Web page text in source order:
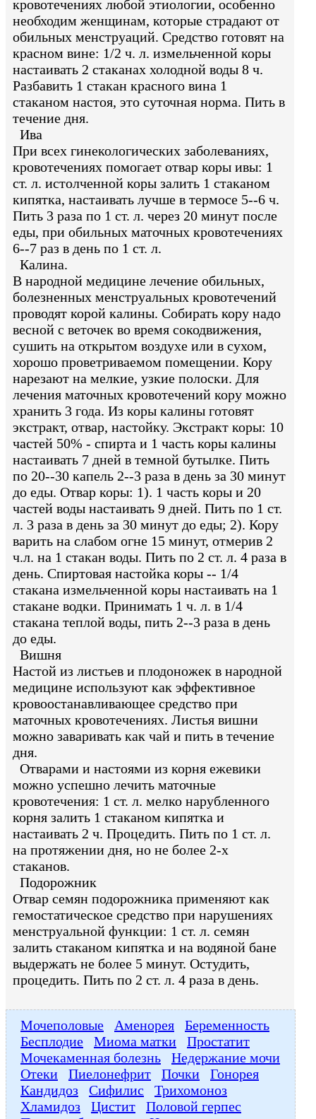
кровотечениях любой этиологии, особенно
необходим женщинам, которые страдают от
обильных менструаций. Средство готовят на
красном вине: 1/2 ч. л. измельченной коры
настаивать 2 стаканах холодной воды 8 ч.
Разбавить 1 стакан красного вина 1
стаканом настоя, это суточная норма. Пить в
течение дня.
Ива
При всех гинекологических заболеваниях,
кровотечениях помогает отвар коры ивы: 1
ст. л. истолченной коры залить 1 стаканом
кипятка, настаивать лучше в термосе 5--6 ч.
Пить 3 раза по 1 ст. л. через 20 минут после
еды, при обильных маточных кровотечениях
6--7 раз в день по 1 ст. л.
Калина.
В народной медицине лечение обильных,
болезненных менструальных кровотечений
проводят корой калины. Собирать кору надо
весной с веточек во время сокодвижения,
сушить на открытом воздухе или в сухом,
хорошо проветриваемом помещении. Кору
нарезают на мелкие, узкие полоски. Для
лечения маточных кровотечений кору можно
хранить 3 года. Из коры калины готовят
экстракт, отвар, настойку. Экстракт коры: 10
частей 50% - спирта и 1 часть коры калины
настаивать 7 дней в темной бутылке. Пить
по 20--30 капель 2--3 раза в день за 30 минут
до еды. Отвар коры: 1). 1 часть коры и 20
частей воды настаивать 9 дней. Пить по 1 ст.
л. 3 раза в день за 30 минут до еды; 2). Кору
варить на слабом огне 15 минут, отмерив 2
ч.л. на 1 стакан воды. Пить по 2 ст. л. 4 раза в
день. Спиртовая настойка коры -- 1/4
стакана измельченной коры настаивать на 1
стакане водки. Принимать 1 ч. л. в 1/4
стакана теплой воды, пить 2--3 раза в день
до еды.
Вишня
Настой из листьев и плодоножек в народной
медицине используют как эффективное
кровоостанавливающее средство при
маточных кровотечениях. Листья вишни
можно заваривать как чай и пить в течение
дня.
Отварами и настоями из корня ежевики
можно успешно лечить маточные
кровотечения: 1 ст. л. мелко нарубленного
корня залить 1 стаканом кипятка и
настаивать 2 ч. Процедить. Пить по 1 ст. л.
на протяжении дня, но не более 2-х
стаканов.
Подорожник
Отвар семян подорожника применяют как
гемостатическое средство при нарушениях
менструальной функции: 1 ст. л. семян
залить стаканом кипятка и на водяной бане
выдержать не более 5 минут. Остудить,
процедить. Пить по 2 ст. л. 4 раза в день.
Мочеполовые Аменорея
Беременность
Бесплодие
Миома матки
Простатит
Мочекаменная болезнь
Недержание мочи
Отеки
Пиелонефрит Почки
Гонорея
Кандидоз
Сифилис
Трихомоноз
Хламидоз
Цистит
Половой герпес